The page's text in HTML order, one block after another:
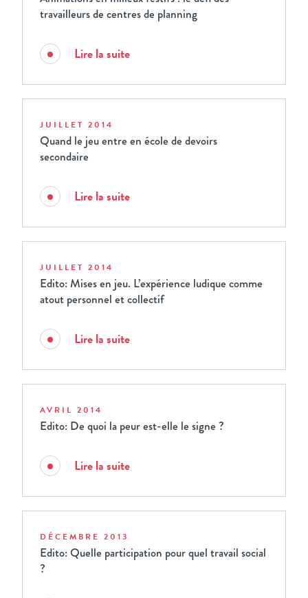
travailleurs de centres de planning
Lire la suite
JUILLET 2014
Quand le jeu entre en école de devoirs
secondaire
Lire la suite
JUILLET 2014
Edito: Mises en jeu. L’expérience ludique comme
atout personnel et collectif
Lire la suite
AVRIL 2014
Edito: De quoi la peur est-elle le signe ?
Lire la suite
DÉCEMBRE 2013
Edito: Quelle participation pour quel travail social
?